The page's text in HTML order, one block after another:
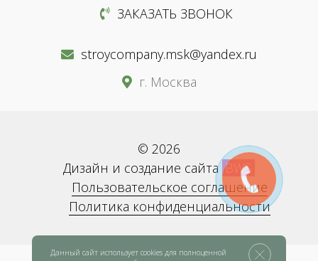
ЗАКАЗАТЬ ЗВОНОК
stroycompany.msk@yandex.ru
г. Москва
© 2026
Дизайн и создание сайта BWS
Пользовательское соглашение
Политика конфиденциальности
Данный сайт использует cookies для полноценной